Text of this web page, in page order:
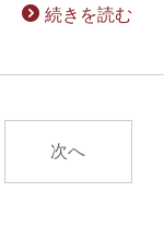
続きを読む
次へ